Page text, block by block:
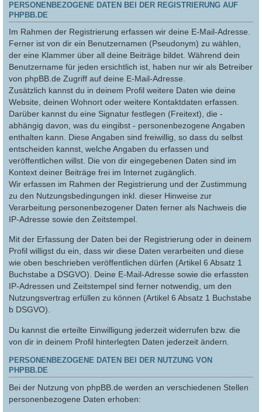
PERSONENBEZOGENE DATEN BEI DER REGISTRIERUNG AUF
PHPBB.DE
Im Rahmen der Registrierung erfassen wir deine E-Mail-Adresse.
Ferner ist von dir ein Benutzernamen (Pseudonym) zu wählen,
der eine Klammer über all deine Beiträge bildet. Während dein
Benutzername für jeden ersichtlich ist, haben nur wir als Betreiber
von phpBB.de Zugriff auf deine E-Mail-Adresse.
Zusätzlich kannst du in deinem Profil weitere Daten wie deine
Website, deinen Wohnort oder weitere Kontaktdaten erfassen.
Darüber kannst du eine Signatur festlegen (Freitext), die -
abhängig davon, was du eingibst - personenbezogene Angaben
enthalten kann. Diese Angaben sind freiwillig, so dass du selbst
entscheiden kannst, welche Angaben du erfassen und
veröffentlichen willst. Die von dir eingegebenen Daten sind im
Kontext deiner Beiträge frei im Internet zugänglich.
Wir erfassen im Rahmen der Registrierung und der Zustimmung
zu den Nutzungsbedingungen inkl. dieser Hinweise zur
Verarbeitung personenbezogener Daten ferner als Nachweis die
IP-Adresse sowie den Zeitstempel.
Mit der Erfassung der Daten bei der Registrierung oder in deinem
Profil willigst du ein, dass wir diese Daten verarbeiten und diese
wie oben beschrieben veröffentlichen dürfen (Artikel 6 Absatz 1
Buchstabe a DSGVO). Deine E-Mail-Adresse sowie die erfassten
IP-Adressen und Zeitstempel sind ferner notwendig, um den
Nutzungsvertrag erfüllen zu können (Artikel 6 Absatz 1 Buchstabe
b DSGVO).
Du kannst die erteilte Einwilligung jederzeit widerrufen bzw. die
von dir in deinem Profil hinterlegten Daten jederzeit ändern.
PERSONENBEZOGENE DATEN BEI DER NUTZUNG VON
PHPBB.DE
Bei der Nutzung von phpBB.de werden an verschiedenen Stellen
personenbezogene Daten erhoben: